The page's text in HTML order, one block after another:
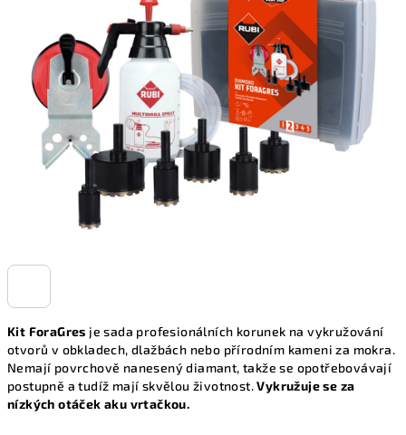
Kit ForaGres je sada profesionálních korunek na vykružování
otvorů v obkladech, dlažbách nebo přírodním kameni za mokra.
Nemají povrchově nanesený diamant, takže se opotřebovávají
postupně a tudíž mají skvělou životnost.Vykružuje se za
nízkých otáček aku vrtačkou.
hvězdiček.